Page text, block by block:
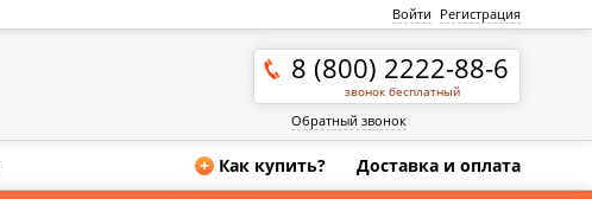
Войти Регистрация
8 (800) 2222-88-6
звонок бесплатный
Обратный звонок
+ Как купить? Доставка и оплата